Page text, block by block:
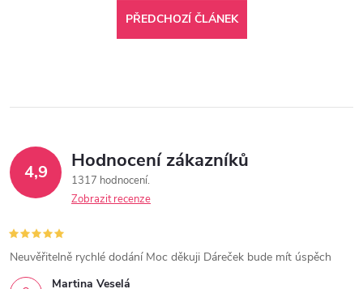
PŘEDCHOZÍ ČLÁNEK
4,9 Hodnocení zákazníků
1317 hodnocení
Zobrazit recenze
Martina Veselá
Neuvěřitelně rychlé dodání Moc děkuji Dáreček bude mít úspěch